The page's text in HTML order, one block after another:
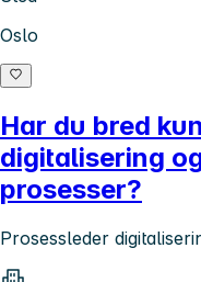
Oslo
Har du bred
digitalisering
prosesser?
Prosessleder